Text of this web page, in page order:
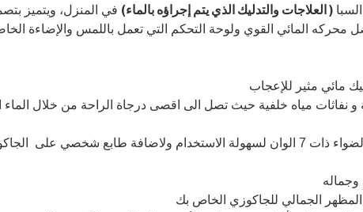
( العلاجات والتدليك الذي يتم إجراؤه بالماء) في المنزل، ويتميز
محركه المائي القوي ولوحة التحكم التي تعمل باللمس والإضاءة
مياه خلفية حيث تصل الى اقصى درجاة الراحة من خلال الماء
: لوحة التحكم بتعمل باللمس فمن خلاله يتم التحكم بالضواء ذات 7 الوان لسهولة الاستخدام ولاضافة طابع
وجماله
الجمالي للجاكوزي الخاص بك